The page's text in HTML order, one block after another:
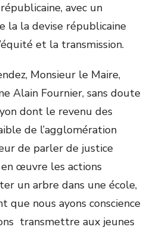
avec un
la la devise républicaine
et la transmission.
Monsieur le Maire,
Alain Fournier, sans doute
dont le revenu des
de l’agglomération
de parler de justice
œuvre les actions
un arbre dans une école,
que nous ayons conscience
transmettre aux jeunes